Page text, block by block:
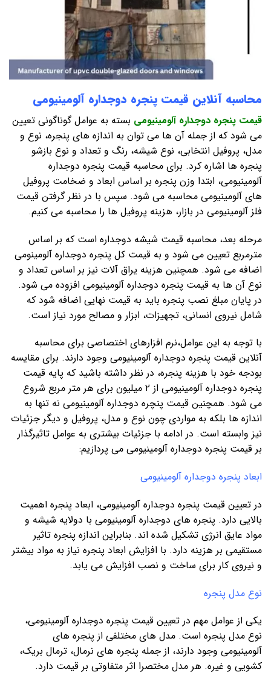
محاسبه آنلاین قیمت پنجره دوجداره آلومینیومی
قیمت پنجره دوجداره آلومینیومی بسته به عوامل گوناگونی تعیین
می شود که از جمله آن ها می توان به اندازه های پنجره، نوع و
مدل، پروفیل انتخابی، نوع شیشه، رنگ و تعداد و نوع بازشو
پنجره ها اشاره کرد. برای محاسبه قیمت پنجره دوجداره
آلومینیومی، ابتدا وزن پنجره بر اساس ابعاد و ضخامت پروفیل
های آلومینیومی محاسبه می شود. سپس با در نظر گرفتن قیمت
فلز آلومینیومی در بازار، هزینه پروفیل ها را محاسبه می کنیم.
مرحله بعد، محاسبه قیمت شیشه دوجداره است که بر اساس
مترمربع تعیین می شود و به قیمت کل پنجره دوجداره آلومینومی
اضافه می شود. همچنین هزینه یراق آلات نیز بر اساس تعداد و
نوع آن ها به قیمت پنجره دوجداره آلومینیومی افزوده می شود.
در پایان مبلغ نصب پنجره باید به قیمت نهایی اضافه شود که
شامل نیروی انسانی، تجهیزات، ابزار و مصالح مورد نیاز است.
با توجه به این عوامل،نرم افزارهای اختصاصی برای محاسبه
آنلاین قیمت پنجره دوجداره آلومینیومی وجود دارند. برای مقایسه
بودجه خود با هزینه پنجره، در نظر داشته باشید که پایه قیمت
پنجره دوجداره آلومینیومی از ۲ میلیون برای هر متر مربع شروع
می شود. همچنین قیمت پنچره دوجداره آلومینیومی نه تنها به
اندازه ها بلکه به مواردی چون نوع و مدل، پروفیل و دیگر جزئیات
نیز وابسته است. در ادامه با جزئیات بیشتری به عوامل تاثیرگذار
بر قیمت پنجره دوجداره آلومینیومی می پردازیم:
ابعاد پنجره دوجداره آلومینیومی
در تعیین قیمت پنجره دوجداره آلومینیومی، ابعاد پنجره اهمیت
بالایی دارد. پنجره های دوجداره آلومینیومی با دولایه شیشه و
مواد عایق انرژی تشکیل شده اند. بنابراین اندازه پنجره تاثیر
مستقیمی بر هزینه دارد. با افزایش ابعاد پنجره نیاز به مواد بیشتر
و نیروی کار برای ساخت و نصب افزایش می یابد.
نوع مدل پنجره
یکی از عوامل مهم در تعیین قیمت پنجره دوجداره آلومینیومی،
نوع مدل پنجره است. مدل های مختلفی از پنجره های
آلومینیومی وجود دارند، از جمله پنجره های نرمال، ترمال بریک،
کشویی و غیره. هر مدل مختصرا اثر متفاوتی بر قیمت دارد.